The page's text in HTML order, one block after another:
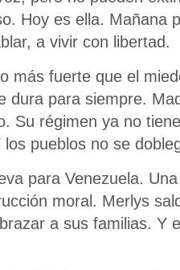
Hoy es ella. Mañana
a vivir con libertad.
más fuerte que el
dura para siempre.
Su régimen ya no
pueblos no se
para Venezuela.
moral. Merlys
a sus familias. Y